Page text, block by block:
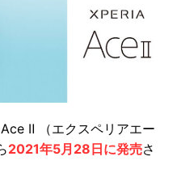
Ⅱ （エクスペリアエー
2021年5月28日に発売さ